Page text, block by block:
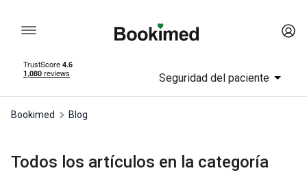
Seguridad del paciente
Bookimed Blog
Todos los artículos en la categoría